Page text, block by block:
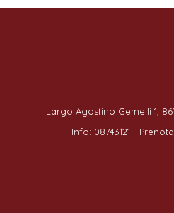
Largo Agostino Gemelli 1,
Info: 08743121 -